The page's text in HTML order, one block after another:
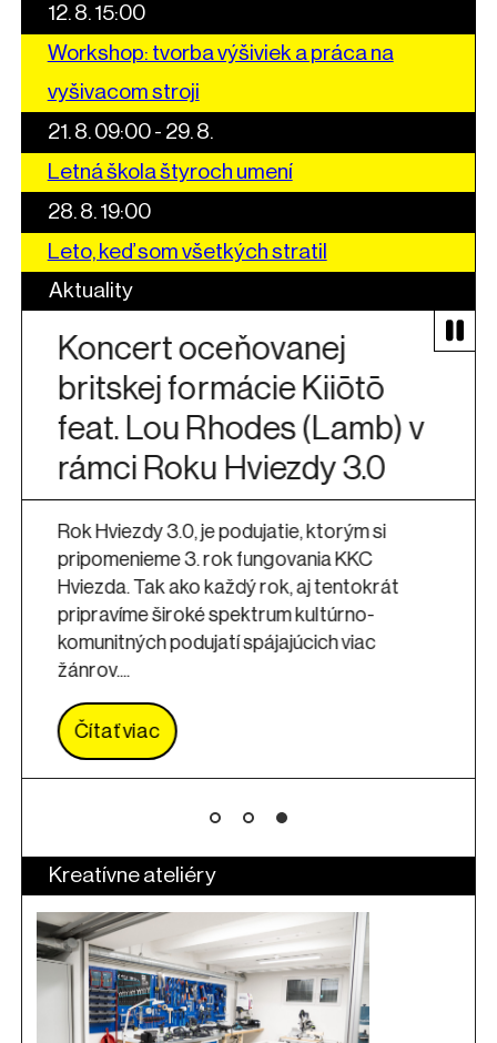
12. 8. 15:00
Workshop: tvorba výšiviek a práca na
vyšivacom stroji
21. 8. 09:00 - 29. 8.
Letná škola štyroch umení
28. 8. 19:00
Leto, keď som všetkých stratil
Aktuality
Koncert oceňovanej
britskej formácie Kiiōtō
feat. Lou Rhodes (Lamb) v
rámci Roku Hviezdy 3.0
Rok Hviezdy 3.0, je podujatie, ktorým si
pripomenieme 3. rok fungovania KKC
Hviezda. Tak ako každý rok, aj tentokrát
pripravíme široké spektrum kultúrno-
komunitných podujatí spájajúcich viac
žánrov....
Čítať viac
Kreatívne ateliéry